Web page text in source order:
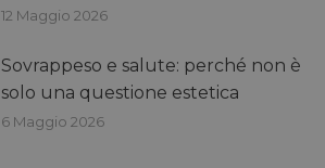
12 Maggio 2026
Sovrappeso e salute: perché non è
solo una questione estetica
6 Maggio 2026